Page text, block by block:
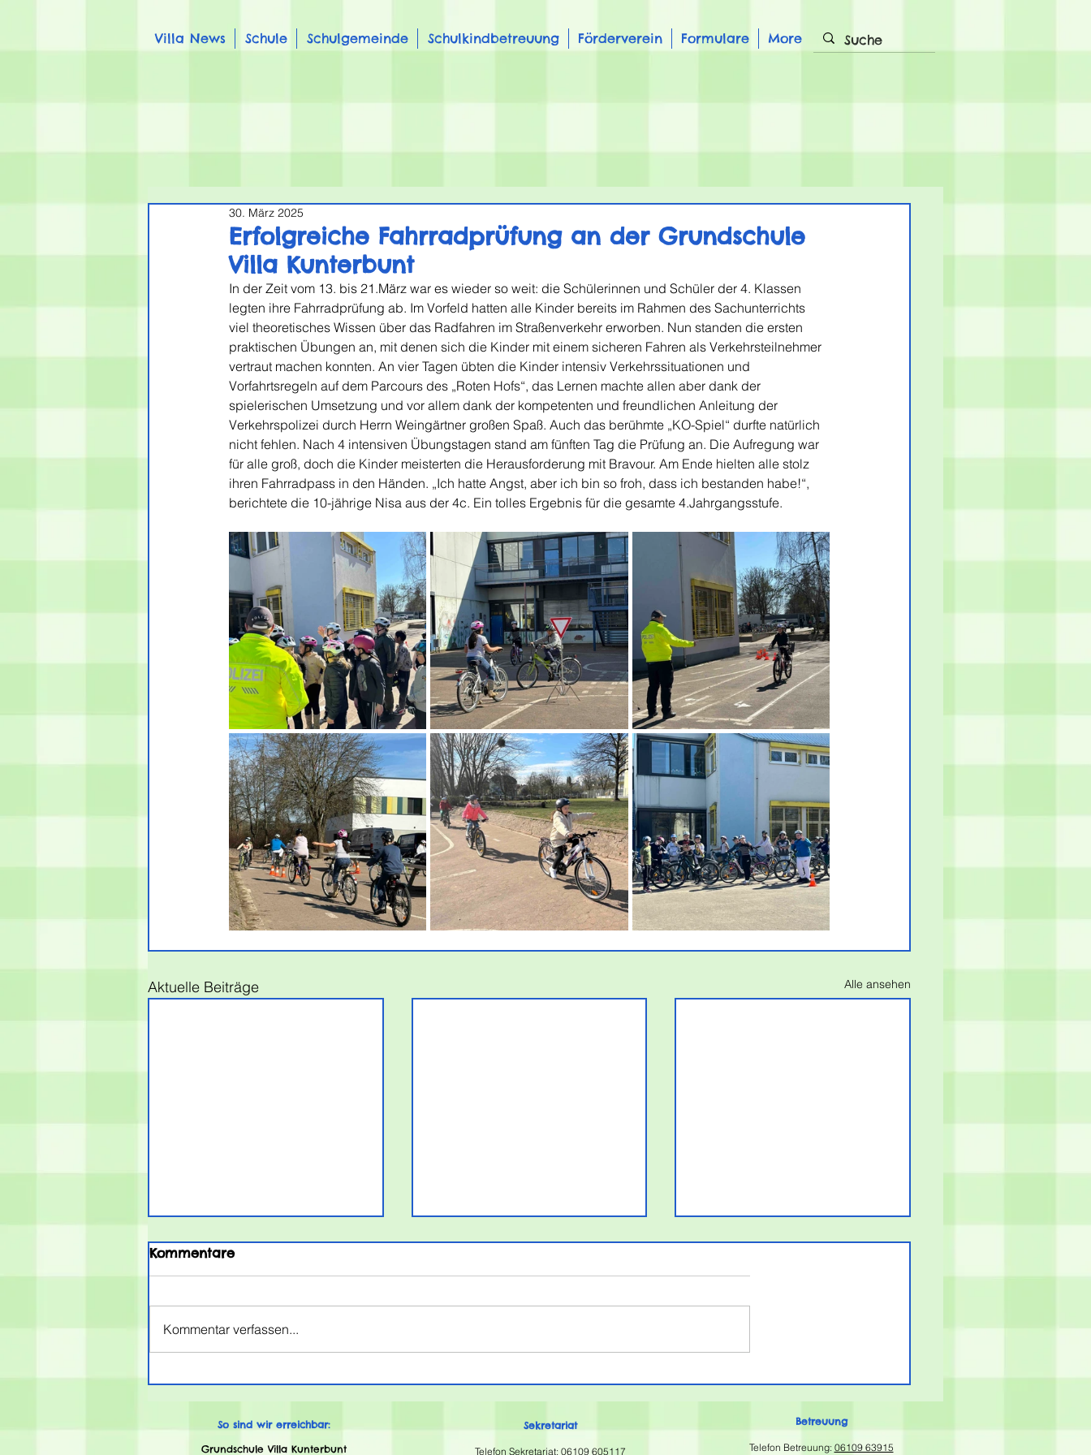
Villa News Schule Schulgemeinde Schulkindbetreuung Förderverein Formulare More
Erfolgreiche Fahrradprüfung an der Grundschule
Villa Kunterbunt
30. März 2025
In der Zeit vom 13. bis 21.März war es wieder so weit: die Schülerinnen und Schüler der 4. Klassen
legten ihre Fahrradprüfung ab. Im Vorfeld hatten alle Kinder bereits im Rahmen des Sachunterrichts
viel theoretisches Wissen über das Radfahren im Straßenverkehr erworben. Nun standen die ersten
praktischen Übungen an, mit denen sich die Kinder mit einem sicheren Fahren als Verkehrsteilnehmer
vertraut machen konnten. An vier Tagen übten die Kinder intensiv Verkehrssituationen und
Vorfahrtsregeln auf dem Parcours des „Roten Hofs“, das Lernen machte allen aber dank der
spielerischen Umsetzung und vor allem dank der kompetenten und freundlichen Anleitung der
Verkehrspolizei durch Herrn Weingärtner großen Spaß. Auch das berühmte „KO-Spiel“ durfte natürlich
nicht fehlen. Nach 4 intensiven Übungstagen stand am fünften Tag die Prüfung an. Die Aufregung war
für alle groß, doch die Kinder meisterten die Herausforderung mit Bravour. Am Ende hielten alle stolz
ihren Fahrradpass in den Händen. „Ich hatte Angst, aber ich bin so froh, dass ich bestanden habe!“,
berichtete die 10-jährige Nisa aus der 4c. Ein tolles Ergebnis für die gesamte 4.Jahrgangsstufe.
Aktuelle Beiträge Alle ansehen
Elternbrief zu den
kamen die Ferien überraschend
Kommentare
Kommentar verfassen...
So sind wir erreichbar:
Grundschule Villa Kunterbunt
Sekretariat
Telefon Sekretariat: 06109 605117
Betreuung
Telefon Betreuung: 06109 63915